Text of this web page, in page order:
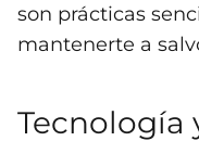
son prácticas
mantenerte a
Tecnología